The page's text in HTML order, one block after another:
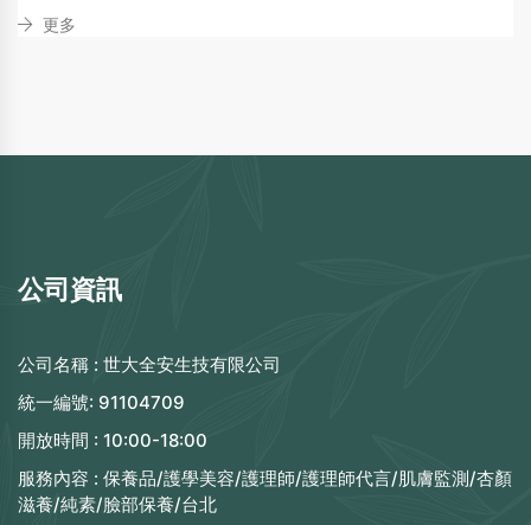
更多
公司資訊
公司名稱 : 世大全安生技有限公司
統一編號: 91104709
開放時間 : 10:00-18:00
服務內容 : 保養品/護學美容/護理師/護理師代言/肌膚監測/杏顏
滋養/純素/臉部保養/台北